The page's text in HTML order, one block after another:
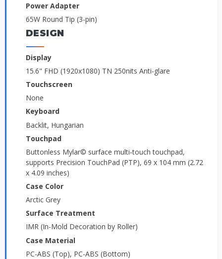
Power Adapter
65W Round Tip (3-pin)
DESIGN
Display
15.6" FHD (1920x1080) TN 250nits Anti-glare
Touchscreen
None
Keyboard
Backlit, Hungarian
Touchpad
Buttonless Mylar© surface multi-touch touchpad,
supports Precision TouchPad (PTP), 69 x 104 mm (2.72
x 4.09 inches)
Case Color
Arctic Grey
Surface Treatment
IMR (In-Mold Decoration by Roller)
Case Material
PC-ABS (Top), PC-ABS (Bottom)